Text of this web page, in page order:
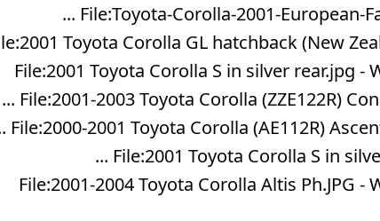
File:Toyota-Corolla-2001-European-
Toyota Corolla GL hatchback (New
File:2001 Toyota Corolla S in silver rear.jpg -
File:2001-2003 Toyota Corolla (ZZE122R)
File:2000-2001 Toyota Corolla (AE112R)
File:2001 Toyota Corolla S in
File:2001-2004 Toyota Corolla Altis Ph.JPG